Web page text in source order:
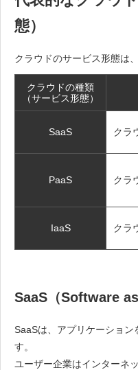
態）
クラウドのサービス形態は
クラウドの種類
（サービス形態）
SaaS クラ
PaaS クラ
IaaS クラ
SaaS（Software
SaaSは、アプリケーショ
す。
ユーザー企業はインターネ